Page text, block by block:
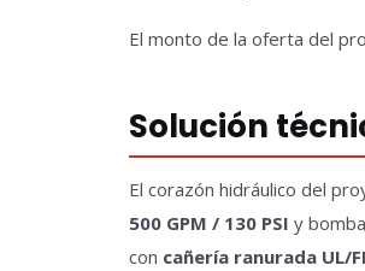
El monto de la oferta del
Solución
El corazón hidráulico del
500 GPM / 130 PSI y
con cañería ranurada UL/